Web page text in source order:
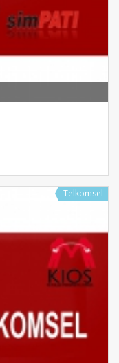
Telkomsel